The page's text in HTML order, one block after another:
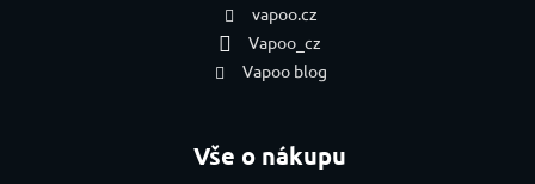
vapoo.cz
Vapoo_cz
Vapoo blog
Vše o nákupu